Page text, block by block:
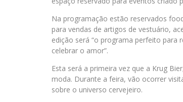
Na programação estão reservados
para vendas de artigos de vestuário,
edição será “o programa perfeito para
celebrar o amor”.
Esta será a primeira vez que a Krug
moda. Durante a feira, vão ocorrer
sobre o universo cervejeiro.